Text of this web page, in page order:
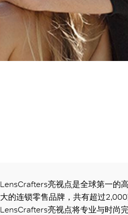
LensCrafters亮视点是全球第一的
大的连锁零售品牌，共有超过2,000
LensCrafters亮视点将专业与时尚